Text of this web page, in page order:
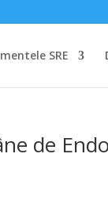
SRE
de